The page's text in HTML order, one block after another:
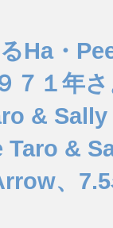
Ha・
７１年
&
Taro &
、